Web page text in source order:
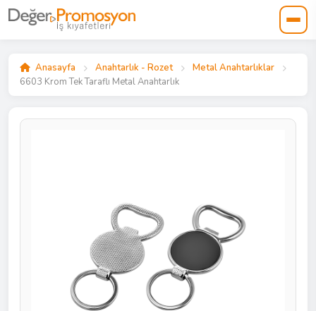
Anasayfa Anahtarlık - Rozet
Metal Anahtarlıklar
6603 Krom Tek Taraflı Metal Anahtarlık